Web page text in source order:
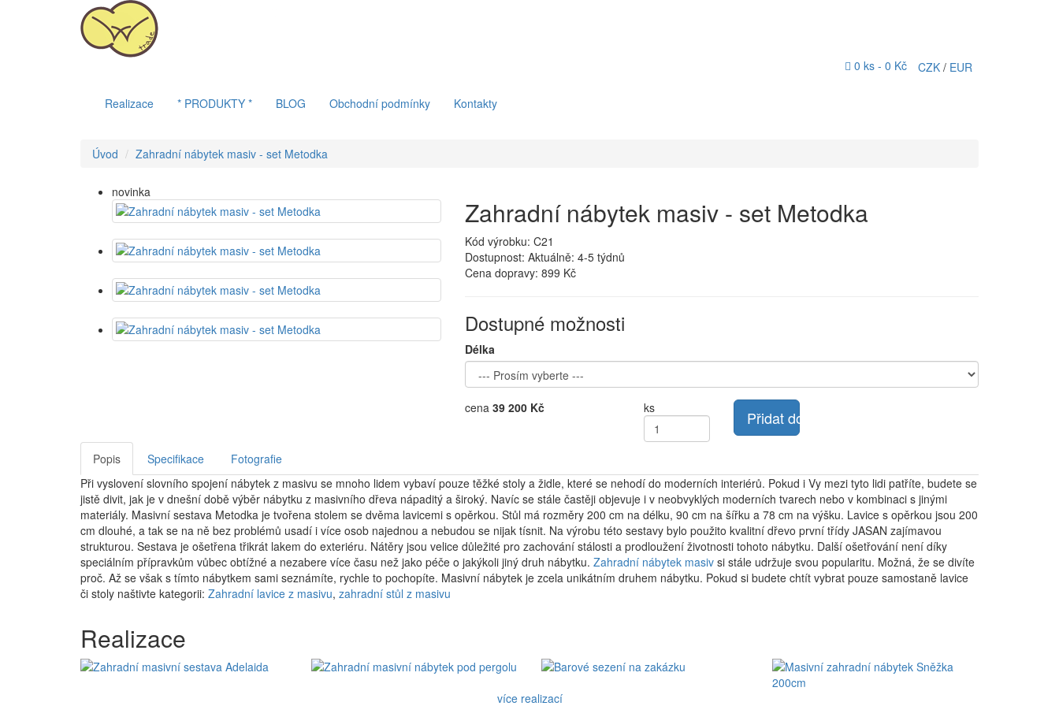
0 ks - 0 Kč CZK / EUR
Realizace * PRODUKTY * BLOG Obchodní podmínky Kontakty
Úvod Zahradní nábytek masiv - set Metodka
novinka
Zahradní nábytek masiv - set Metodka
Kód výrobku: C21
Dostupnost: Aktuálně: 4-5 týdnů
Cena dopravy: 899 Kč
Dostupné možnosti
Délka
cena 39 200 Kč ks Přidat do košíku
Popis Specifikace
Fotografie
Při vyslovení slovního spojení nábytek z masivu se mnoho lidem vybaví pouze těžké stoly a židle, které se nehodí do moderních interiérů. Pokud i Vy mezi tyto lidi patříte, budete se
jistě divit, jak je v dnešní době výběr nábytku z masivního dřeva nápaditý a široký. Navíc se stále častěji objevuje i v neobvyklých moderních tvarech nebo v kombinaci s jinými
materiály. Masivní sestava Metodka je tvořena stolem se dvěma lavicemi s opěrkou. Stůl má rozměry 200 cm na délku, 90 cm na šířku a 78 cm na výšku. Lavice s opěrkou jsou 200
cm dlouhé, a tak se na ně bez problémů usadí i více osob najednou a nebudou se nijak tísnit. Na výrobu této sestavy bylo použito kvalitní dřevo první třídy JASAN zajímavou
strukturou. Sestava je ošetřena třikrát lakem do exteriéru. Nátěry jsou velice důležité pro zachování stálosti a prodloužení životnosti tohoto nábytku. Další ošetřování není díky
speciálním přípravkům vůbec obtížné a nezabere více času než jako péče o jakýkoli jiný druh nábytku. Zahradní nábytek masiv si stále udržuje svou popularitu. Možná, že se divíte
proč. Až se však s tímto nábytkem sami seznámíte, rychle to pochopíte. Masivní nábytek je zcela unikátním druhem nábytku. Pokud si budete chtít vybrat pouze samostaně lavice
či stoly naštivte kategorii: Zahradní lavice z masivu, zahradní stůl z masivu
Realizace
více realizací